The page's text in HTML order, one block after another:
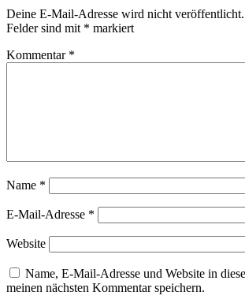
Deine E-Mail-Adresse wird nicht veröffentlicht.
Felder sind mit * markiert
Kommentar *
Name *
E-Mail-Adresse *
Website
Name, E-Mail-Adresse und Website in
meinen nächsten Kommentar speichern.